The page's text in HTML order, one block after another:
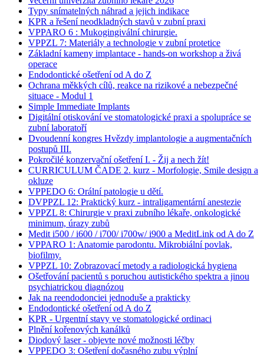
Typy snímatelných náhrad a jejich indikace
KPR a řešení neodkladných stavů v zubní praxi
VPPARO 6 : Mukogingivální chirurgie.
VPPZL 7: Materiály a technologie v zubní protetice
Základní kameny implantace - hands-on workshop a živá
operace
Endodontické ošetření od A do Z
Ochrana měkkých cílů, reakce na rizikové a nebezpečné
situace - Modul 1
Simple Immediate Implants
Digitální otiskování ve stomatologické praxi a spolupráce se
zubní laboratoří
Dvoudenní kongres Hvězdy implantologie a augmentačních
postupů III.
Pokročilé konzervační ošetření I. - Žij a nech žít!
CURRICULUM ČADE 2. kurz - Morfologie, Smile design a
okluze
VPPEDO 6: Orální patologie u dětí.
DVPPZL 12: Praktický kurz - intraligamentární anestezie
VPPZL 8: Chirurgie v praxi zubního lékaře, onkologické
minimum, úrazy zubů
Medit i500 / i600 / i700/ i700w/ i900 a MeditLink od A do Z
VPPARO 1: Anatomie parodontu. Mikrobiální povlak,
biofilmy.
VPPZL 10: Zobrazovací metody a radiologická hygiena
Ošetřování pacientů s poruchou autistického spektra a jinou
psychiatrickou diagnózou
Jak na reendodonciei jednoduše a prakticky
Endodontické ošetření od A do Z
KPR - Urgentní stavy ve stomatologické ordinaci
Plnění kořenových kanálků
Diodový laser - objevte nové možnosti léčby
VPPEDO 3: Ošetření dočasného zubu výplní